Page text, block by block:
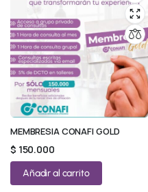
MEMBRESIA CONAFI GOLD
$ 150.000
Añadir al carrito